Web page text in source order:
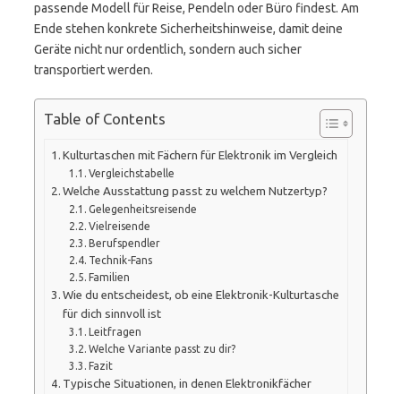
passende Modell für Reise, Pendeln oder Büro findest. Am
Ende stehen konkrete Sicherheitshinweise, damit deine
Geräte nicht nur ordentlich, sondern auch sicher
transportiert werden.
Table of Contents
Kulturtaschen mit Fächern für Elektronik im Vergleich
Vergleichstabelle
Welche Ausstattung passt zu welchem Nutzertyp?
Gelegenheitsreisende
Vielreisende
Berufspendler
Technik-Fans
Familien
Wie du entscheidest, ob eine Elektronik-Kulturtasche
für dich sinnvoll ist
Leitfragen
Welche Variante passt zu dir?
Fazit
Typische Situationen, in denen Elektronikfächer